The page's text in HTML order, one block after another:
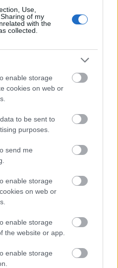
Use,
of my
with the
collected.
enable storage
cookies on web or
to be sent to
purposes.
send me
enable storage
on web or
enable storage
the website or app.
enable storage
MOTORS
•2019. június 07.
Model S P85D
amely lehetőséget
lízing ...